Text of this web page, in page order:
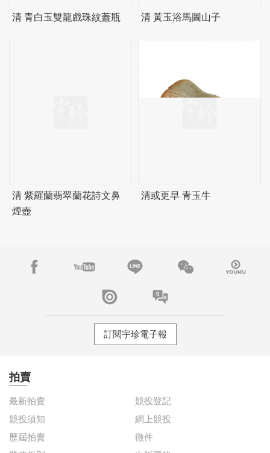
清 青白玉雙龍戲珠紋蓋瓶 清 黃玉浴馬圖山子
清 紫羅蘭翡翠蘭花詩文鼻
煙壺
清或更早 青玉牛
訂閱宇珍電子報
拍賣
最新拍賣
競投登記
競投須知
網上競投
歷屆拍賣
徵件